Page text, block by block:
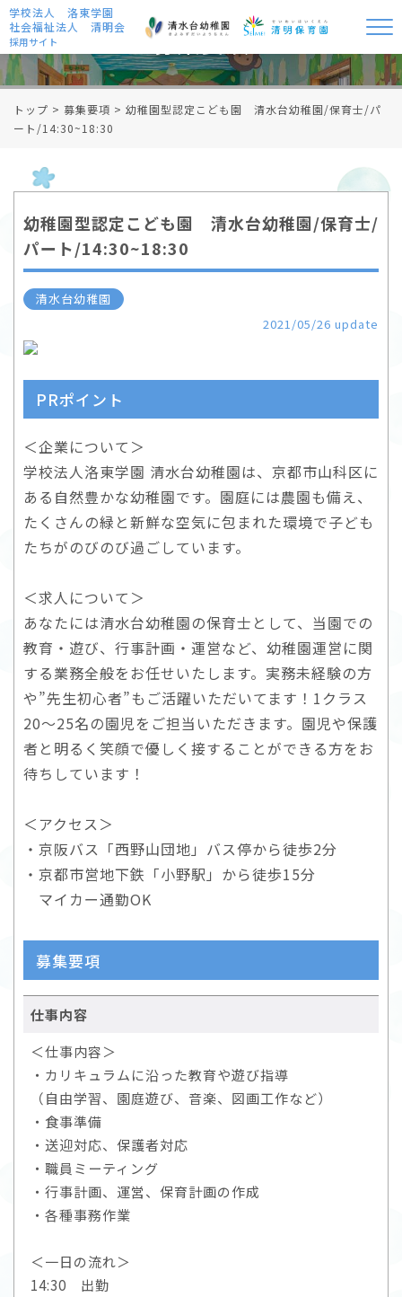
学校法人 洛東学園
社会福祉法人 清明会
採用サイト 募集要項
トップ > 募集要項 > 幼稚園型認定こども園 清水台幼稚園/保育士/パ
ート/14:30~18:30
幼稚園型認定こども園 清水台幼稚園/保育士/
パート/14:30~18:30
清水台幼稚園
2021/05/26 update
PRポイント
＜企業について＞
学校法人洛東学園 清水台幼稚園は、京都市山科区に
ある自然豊かな幼稚園です。園庭には農園も備え、
たくさんの緑と新鮮な空気に包まれた環境で子ども
たちがのびのび過ごしています。
＜求人について＞
あなたには清水台幼稚園の保育士として、当園での
教育・遊び、行事計画・運営など、幼稚園運営に関
する業務全般をお任せいたします。実務未経験の方
や”先生初心者”もご活躍いただいてます！1クラス
20～25名の園児をご担当いただきます。園児や保護
者と明るく笑顔で優しく接することができる方をお
待ちしています！
＜アクセス＞
・京阪バス「西野山団地」バス停から徒歩2分
・京都市営地下鉄「小野駅」から徒歩15分
マイカー通勤OK
募集要項
仕事内容
＜仕事内容＞
・カリキュラムに沿った教育や遊び指導
（自由学習、園庭遊び、音楽、図画工作など）
・食事準備
・送迎対応、保護者対応
・職員ミーティング
・行事計画、運営、保育計画の作成
・各種事務作業
＜一日の流れ＞
14:30 出勤